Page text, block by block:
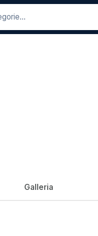
Galleria